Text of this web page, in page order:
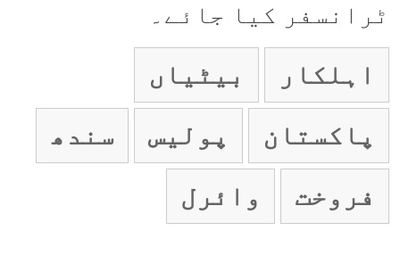
ٹرانسفر کیا جائے۔
اہلکار بیٹیاں
پاکستان پولیس سندھ
فروخت وائرل